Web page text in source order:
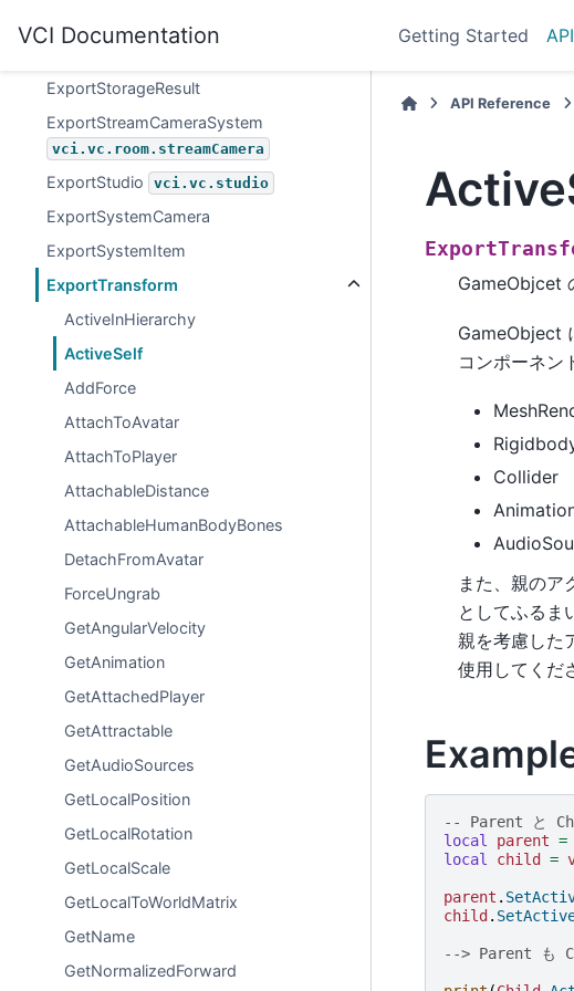
VCI Documentation Getting Started
ExportStorageResult
ExportStreamCameraSystem
vci.vc.room.streamCamera
ExportStudio vci.vc.studio
ExportSystemCamera
ExportSystemItem
ExportTransform
ActiveInHierarchy
ActiveSelf
AddForce
AttachToAvatar
AttachToPlayer
AttachableDistance
AttachableHumanBodyBones
DetachFromAvatar
ForceUngrab
GetAngularVelocity
GetAnimation
GetAttachedPlayer
GetAttractable
GetAudioSources
GetLocalPosition
GetLocalRotation
GetLocalScale
GetLocalToWorldMatrix
GetName
GetNormalizedForward
API Reference
GameObjcet
GameObject
コンポーネン
Collider
また、親のア
としてふるま
親を考慮した
使用してくだ
-- Parent と
local
parent =
local
child =
parent .
child .
--> Parent も